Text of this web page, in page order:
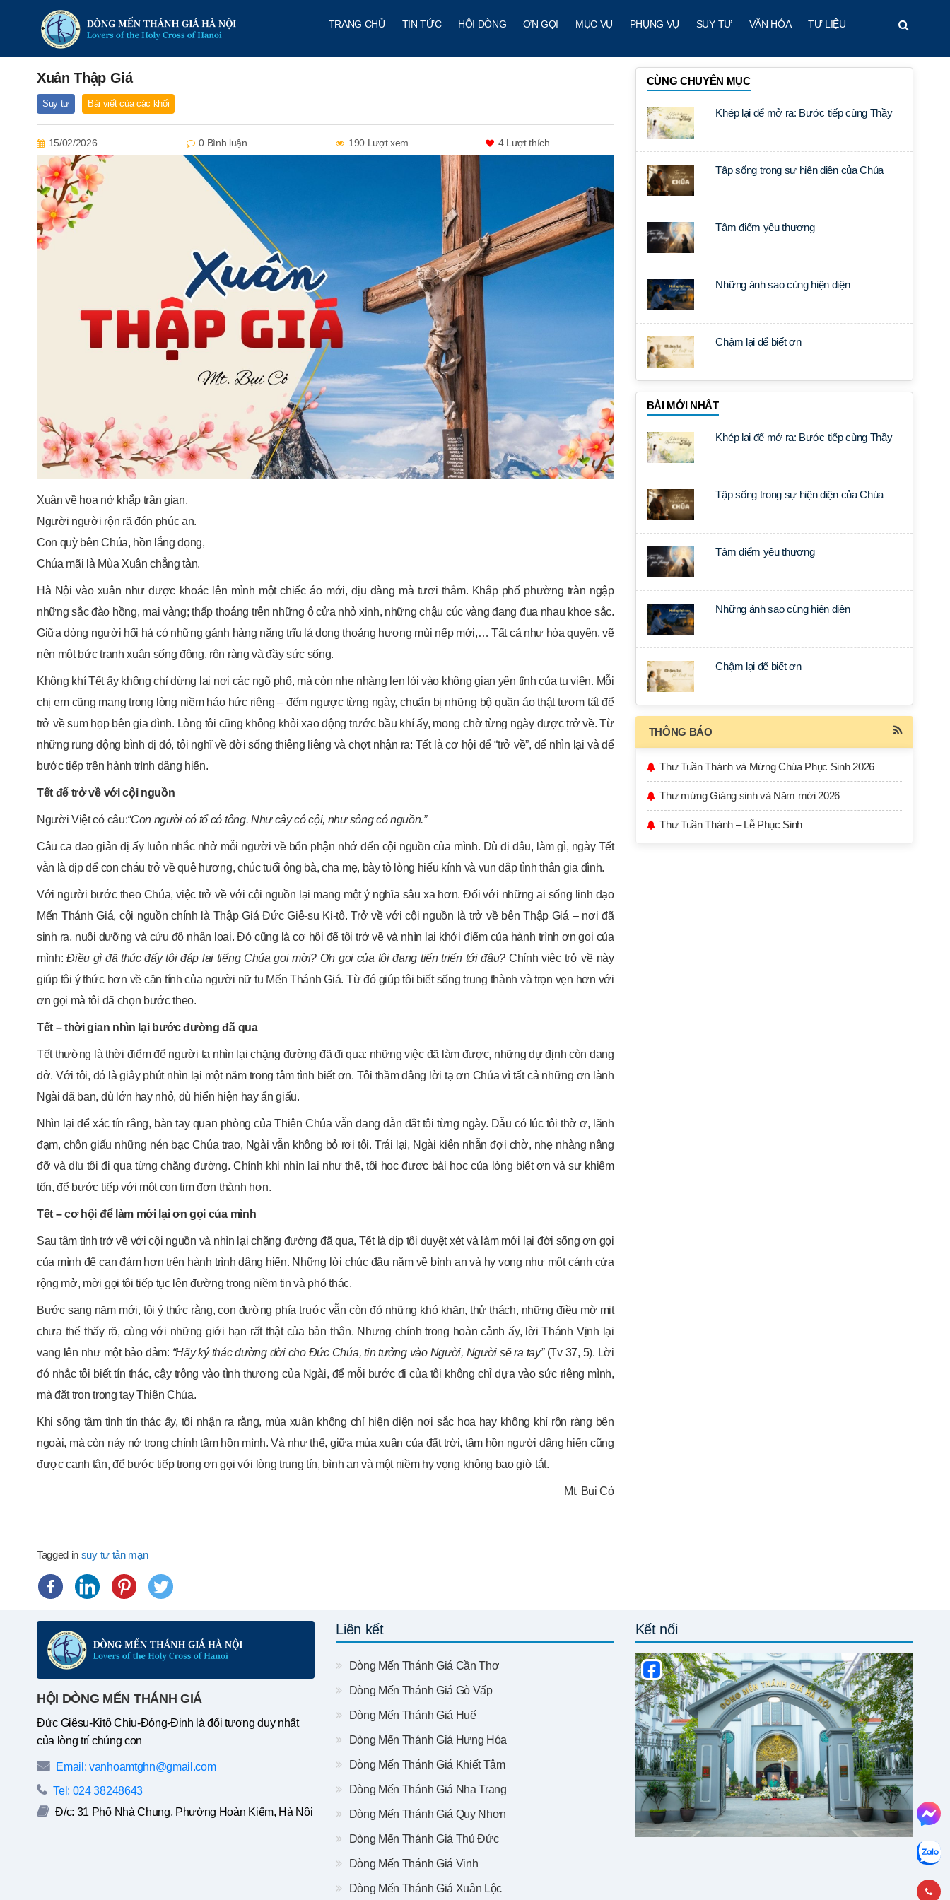
TRANG CHỦ TIN TỨC HỘI DÒNG ƠN GỌI MỤC VỤ PHỤNG VỤ SUY TƯ VĂN HÓA TƯ LIỆU
Xuân Thập Giá
Suy tư Bài viết của các khối
15/02/2026 0 Bình luận 190 Lượt xem 4Lượt thích
Xuân về hoa nở khắp trần gian,
Người người rộn rã đón phúc an.
Con quỳ bên Chúa, hồn lắng đọng,
Chúa mãi là Mùa Xuân chẳng tàn.
Hà Nội vào xuân như được khoác lên mình một chiếc áo mới, dịu dàng mà tươi thắm. Khắp phố phường tràn ngập
những sắc đào hồng, mai vàng; thấp thoáng trên những ô cửa nhỏ xinh, những chậu cúc vàng đang đua nhau khoe sắc.
Giữa dòng người hối hả có những gánh hàng nặng trĩu lá dong thoảng hương mùi nếp mới,… Tất cả như hòa quyện, vẽ
nên một bức tranh xuân sống động, rộn ràng và đầy sức sống.
Không khí Tết ấy không chỉ dừng lại nơi các ngõ phố, mà còn nhẹ nhàng len lỏi vào không gian yên tĩnh của tu viện. Mỗi
chị em cũng mang trong lòng niềm háo hức riêng – đếm ngược từng ngày, chuẩn bị những bộ quần áo thật tươm tất để
trở về sum họp bên gia đình. Lòng tôi cũng không khỏi xao động trước bầu khí ấy, mong chờ từng ngày được trở về. Từ
những rung động bình dị đó, tôi nghĩ về đời sống thiêng liêng và chợt nhận ra: Tết là cơ hội để “trở về”, để nhìn lại và để
bước tiếp trên hành trình dâng hiến.
Tết để trở về với cội nguồn
Người Việt có câu:“Con người có tổ có tông. Như cây có cội, như sông có nguồn.”
Câu ca dao giản dị ấy luôn nhắc nhở mỗi người về bổn phận nhớ đến cội nguồn của mình. Dù đi đâu, làm gì, ngày Tết
vẫn là dịp để con cháu trở về quê hương, chúc tuổi ông bà, cha mẹ, bày tỏ lòng hiếu kính và vun đắp tình thân gia đình.
Với người bước theo Chúa, việc trở về với cội nguồn lại mang một ý nghĩa sâu xa hơn. Đối với những ai sống linh đạo
Mến Thánh Giá, cội nguồn chính là Thập Giá Đức Giê-su Ki-tô. Trở về với cội nguồn là trở về bên Thập Giá – nơi đã
sinh ra, nuôi dưỡng và cứu độ nhân loại. Đó cũng là cơ hội để tôi trở về và nhìn lại khởi điểm của hành trình ơn gọi của
mình:Điều gì đã thúc đẩy tôi đáp lại tiếng Chúa gọi mời? Ơn gọi của tôi đang tiến triển tới đâu? Chính việc trở về này
giúp tôi ý thức hơn về căn tính của người nữ tu Mến Thánh Giá. Từ đó giúp tôi biết sống trung thành và trọn vẹn hơn với
ơn gọi mà tôi đã chọn bước theo.
Tết – thời gian nhìn lại bước đường đã qua
Tết thường là thời điểm để người ta nhìn lại chặng đường đã đi qua: những việc đã làm được, những dự định còn dang
dở. Với tôi, đó là giây phút nhìn lại một năm trong tâm tình biết ơn. Tôi thầm dâng lời tạ ơn Chúa vì tất cả những ơn lành
Ngài đã ban, dù lớn hay nhỏ, dù hiển hiện hay ẩn giấu.
Nhìn lại để xác tín rằng, bàn tay quan phòng của Thiên Chúa vẫn đang dẫn dắt tôi từng ngày. Dẫu có lúc tôi thờ ơ, lãnh
đạm, chôn giấu những nén bạc Chúa trao, Ngài vẫn không bỏ rơi tôi. Trái lại, Ngài kiên nhẫn đợi chờ, nhẹ nhàng nâng
đỡ và dìu tôi đi qua từng chặng đường. Chính khi nhìn lại như thế, tôi học được bài học của lòng biết ơn và sự khiêm
tốn, để bước tiếp với một con tim đơn thành hơn.
Tết – cơ hội để làm mới lại ơn gọi của mình
Sau tâm tình trở về với cội nguồn và nhìn lại chặng đường đã qua, Tết là dịp tôi duyệt xét và làm mới lại đời sống ơn gọi
của mình để can đảm hơn trên hành trình dâng hiến. Những lời chúc đầu năm về bình an và hy vọng như một cánh cửa
rộng mở, mời gọi tôi tiếp tục lên đường trong niềm tin và phó thác.
Bước sang năm mới, tôi ý thức rằng, con đường phía trước vẫn còn đó những khó khăn, thử thách, những điều mờ mịt
chưa thể thấy rõ, cùng với những giới hạn rất thật của bản thân. Nhưng chính trong hoàn cảnh ấy, lời Thánh Vịnh lại
vang lên như một bảo đảm: “Hãy ký thác đường đời cho Đức Chúa, tin tưởng vào Người, Người sẽ ra tay”(Tv 37, 5). Lời
đó nhắc tôi biết tín thác, cậy trông vào tình thương của Ngài, để mỗi bước đi của tôi không chỉ dựa vào sức riêng mình,
mà đặt trọn trong tay Thiên Chúa.
Khi sống tâm tình tín thác ấy, tôi nhận ra rằng, mùa xuân không chỉ hiện diện nơi sắc hoa hay không khí rộn ràng bên
ngoài, mà còn nảy nở trong chính tâm hồn mình. Và như thế, giữa mùa xuân của đất trời, tâm hồn người dâng hiến cũng
được canh tân, để bước tiếp trong ơn gọi với lòng trung tín, bình an và một niềm hy vọng không bao giờ tắt.
Mt. Bụi Cỏ
Tagged in suy tư tản mạn
CÙNG CHUYÊN MỤC
Khép lại để mở ra: Bước tiếp cùng Thầy
Tập sống trong sự hiện diện của Chúa
Tâm điểm yêu thương
Những ánh sao cùng hiện diện
Chậm lại để biết ơn
BÀI MỚI NHẤT
Khép lại để mở ra: Bước tiếp cùng Thầy
Tập sống trong sự hiện diện của Chúa
Tâm điểm yêu thương
Những ánh sao cùng hiện diện
Chậm lại để biết ơn
THÔNG BÁO
Thư Tuần Thánh và Mừng Chúa Phục Sinh 2026
Thư mừng Giáng sinh và Năm mới 2026
Thư Tuần Thánh – Lễ Phục Sinh
HỘI DÒNG MẾN THÁNH GIÁ
Đức Giêsu-Kitô Chịu-Đóng-Đinh là đối tượng duy nhất
của lòng trí chúng con
Email: vanhoamtghn@gmail.com
Tel: 024 38248643
Đ/c: 31 Phố Nhà Chung, Phường Hoàn Kiếm, Hà Nội
Liên kết
Dòng Mến Thánh Giá Cần Thơ
Dòng Mến Thánh Giá Gò Vấp
Dòng Mến Thánh Giá Huế
Dòng Mến Thánh Giá Hưng Hóa
Dòng Mến Thánh Giá Khiết Tâm
Dòng Mến Thánh Giá Nha Trang
Dòng Mến Thánh Giá Quy Nhơn
Dòng Mến Thánh Giá Thủ Đức
Dòng Mến Thánh Giá Vinh
Dòng Mến Thánh Giá Xuân Lộc
Kết nối